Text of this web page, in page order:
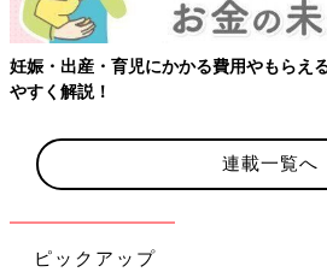
やもらえる補助金・助成金をわかり
連載一覧へ
ピックアップ